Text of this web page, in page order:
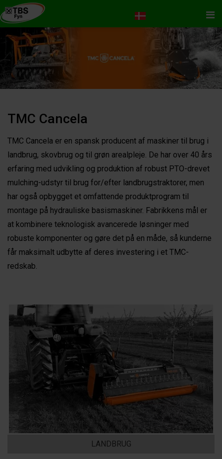
TMC Cancela
TMC Cancela er en spansk producent af maskiner til brug i
landbrug, skovbrug og til grøn arealpleje. De har over 40 års
erfaring med udvikling og produktion af robust PTO-drevet
mulching-udstyr til brug for/efter landbrugstraktorer, men
har også opbygget et omfattende produktprogram til
montage på hydrauliske basismaskiner. Fabrikkens mål er
at kombinere teknologisk avancerede løsninger med
robuste komponenter og gøre det på en måde, så kunderne
får maksimalt udbytte af deres investering i et TMC-
redskab.
LANDBRUG